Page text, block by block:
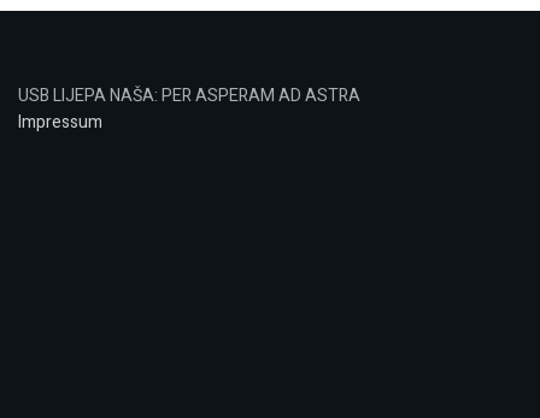
USB LIJEPA NAŠA: PER ASPERAM AD ASTRA
Impressum